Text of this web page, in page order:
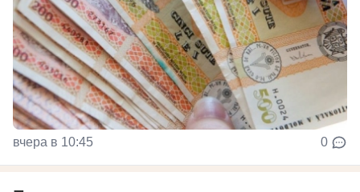
вчера в 10:45 0